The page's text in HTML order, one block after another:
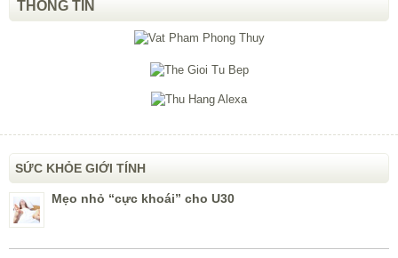
THÔNG TIN
SỨC KHỎE GIỚI TÍNH
Mẹo nhỏ “cực khoái” cho U30